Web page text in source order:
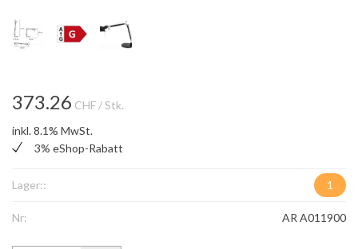
373.26 CHF / Stk.
inkl. 8.1% MwSt.
3% eShop-Rabatt
Lager:: 1
Nr: AR A011900